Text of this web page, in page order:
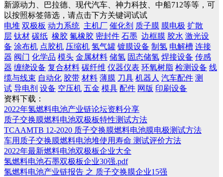
新源动力、巴拉德、现代汽车、神力科技、中船712等等，可
以按照标签筛选，请点击下方关键词试试
电堆 双极板 动力系统 主机厂 催化剂 质子膜 膜电极 扩散
层 钛材 碳纸 橡胶 氟橡胶 密封件 石墨 边框膜 胶水 激光设
备 涂布机 点胶机 压缩机 氢气罐 镀膜设备 制氢 电解槽 连接
器 阀门 化学品 模头 金属材料 储氢 固态储氢 焊接设备 传感
器 缠绕设备 复合材料 碳纤维 仪器仪表 环氧树脂 检测设备 线
缆与线束 自动化 胶带 材料 薄膜 刀具 机器人 汽车配件 测
试 导电剂 设备 空压机 五金 模具 配件 网版 印刷设备
资料下载：
2022年氢燃料电池产业链论坛资料分享
质子交换膜燃料电池双极板特性测试方法
TCAAMTB 12-2020 质子交换膜燃料电池膜电极测试方法
车用质子交换膜燃料电池堆使用寿命 测试评价方法
2022年最新燃料电池双极板企业大全
氢燃料电池石墨双极板企业30强.pdf
氢燃料电池产业链报告 之 质子交换膜企业15强